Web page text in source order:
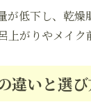
が低下し、乾
がりやメイク
違いと選